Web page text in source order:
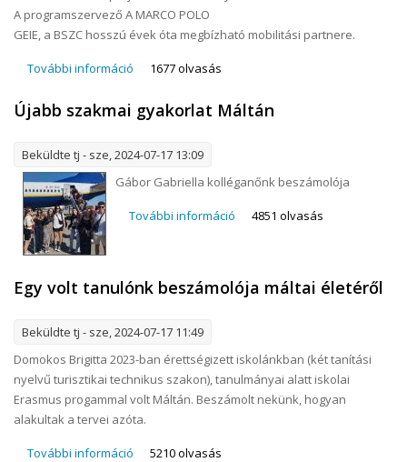
A programszervező A MARCO POLO
GEIE, a BSZC hosszú évek óta megbízható mobilitási partnere.
További információ Szakmai látogatás Olaszországban tartalommal
1677 olvasás
Újabb szakmai gyakorlat Máltán
Beküldte tj - sze, 2024-07-17 13:09
Gábor Gabriella kolléganőnk beszámolója
További információ Újabb szakmai gyakorlat
4851 olvasás
Egy volt tanulónk beszámolója máltai életéről
Beküldte tj - sze, 2024-07-17 11:49
Domokos Brigitta 2023-ban érettségizett iskolánkban (két tanítási
nyelvű turisztikai technikus szakon), tanulmányai alatt iskolai
Erasmus progammal volt Máltán. Beszámolt nekünk, hogyan
alakultak a tervei azóta.
További információ Egy volt tanulónk beszámolója máltai életéről
5210 olvasás